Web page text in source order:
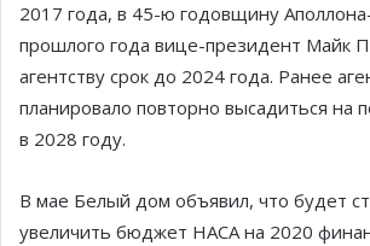
2017 года, в 45-ю годовщину
прошлого года вице-президент Майк
агентству срок до 2024 года. Ранее
планировало повторно высадиться на
в 2028 году.
В мае Белый дом объявил, что будет
увеличить бюджет НАСА на 2020